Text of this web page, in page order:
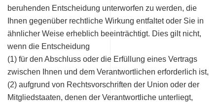
beruhenden Entscheidung unterworfen zu werden, die
Ihnen gegenüber rechtliche Wirkung entfaltet oder Sie in
ähnlicher Weise erheblich beeinträchtigt. Dies gilt nicht,
wenn die Entscheidung
(1) für den Abschluss oder die Erfüllung eines Vertrags
zwischen Ihnen und dem Verantwortlichen erforderlich ist,
(2) aufgrund von Rechtsvorschriften der Union oder der
Mitgliedstaaten, denen der Verantwortliche unterliegt,